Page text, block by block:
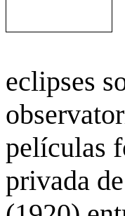
eclipses
películas
privada